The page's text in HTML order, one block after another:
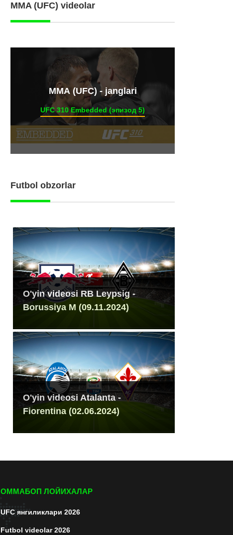
MMA (UFC) videolar
ММА (UFC) - janglari
UFC 310 Embedded (эпизод 5)
Futbol obzorlar
O'yin videosi RB Leypsig -
Borussiya M (09.11.2024)
O'yin videosi Atalanta -
Fiorentina (02.06.2024)
ОММАБОП ЛОЙИХАЛАР
UFC янгиликлари 2026
Futbol videolar 2026